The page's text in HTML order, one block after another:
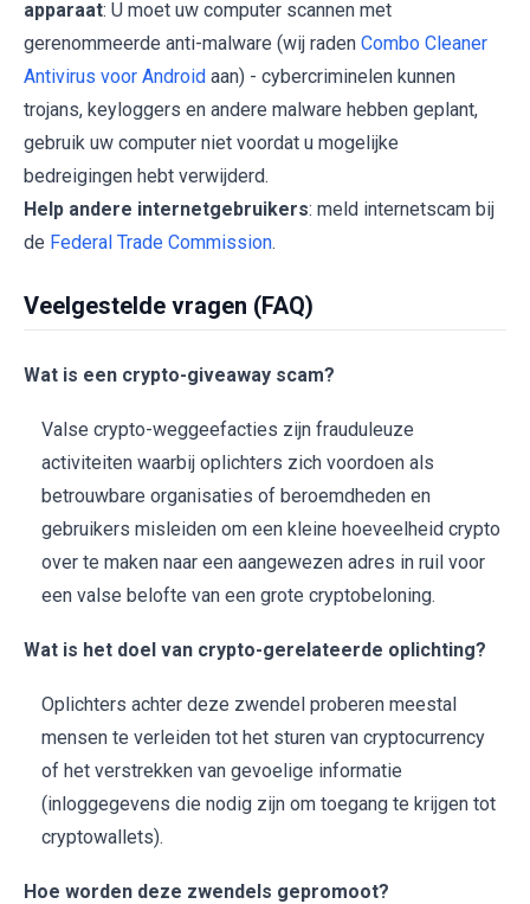
apparaat: U moet uw computer scannen met
gerenommeerde anti-malware (wij raden Combo Cleaner
Antivirus voor Android aan) - cybercriminelen kunnen
trojans, keyloggers en andere malware hebben geplant,
gebruik uw computer niet voordat u mogelijke
bedreigingen hebt verwijderd.
Help andere internetgebruikers: meld internetscam bij
de Federal Trade Commission.
Veelgestelde vragen (FAQ)
Wat is een crypto-giveaway scam?
Valse crypto-weggeefacties zijn frauduleuze
activiteiten waarbij oplichters zich voordoen als
betrouwbare organisaties of beroemdheden en
gebruikers misleiden om een kleine hoeveelheid crypto
over te maken naar een aangewezen adres in ruil voor
een valse belofte van een grote cryptobeloning.
Wat is het doel van crypto-gerelateerde oplichting?
Oplichters achter deze zwendel proberen meestal
mensen te verleiden tot het sturen van cryptocurrency
of het verstrekken van gevoelige informatie
(inloggegevens die nodig zijn om toegang te krijgen tot
cryptowallets).
Hoe worden deze zwendels gepromoot?